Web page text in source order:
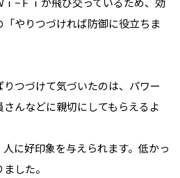
やりつづければ防御に役立ちま
つづけて気づいたのは、パワー
んなどに親切にしてもらえるよ
に好印象を与えられます。低かっ
した。